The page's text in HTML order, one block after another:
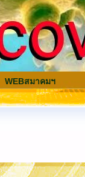
WEBสมาคมฯ